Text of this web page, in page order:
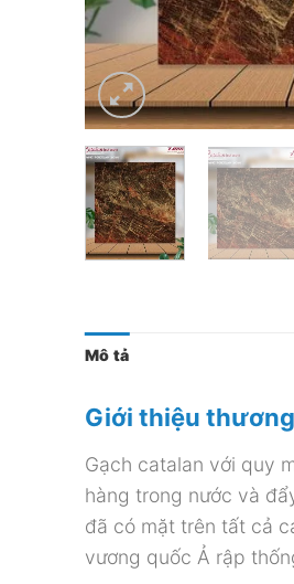
Mô tả
Giới thiệu
Gạch catalan với quy
hàng trong nước và
đã có mặt trên tất cả
vương quốc Ả rập